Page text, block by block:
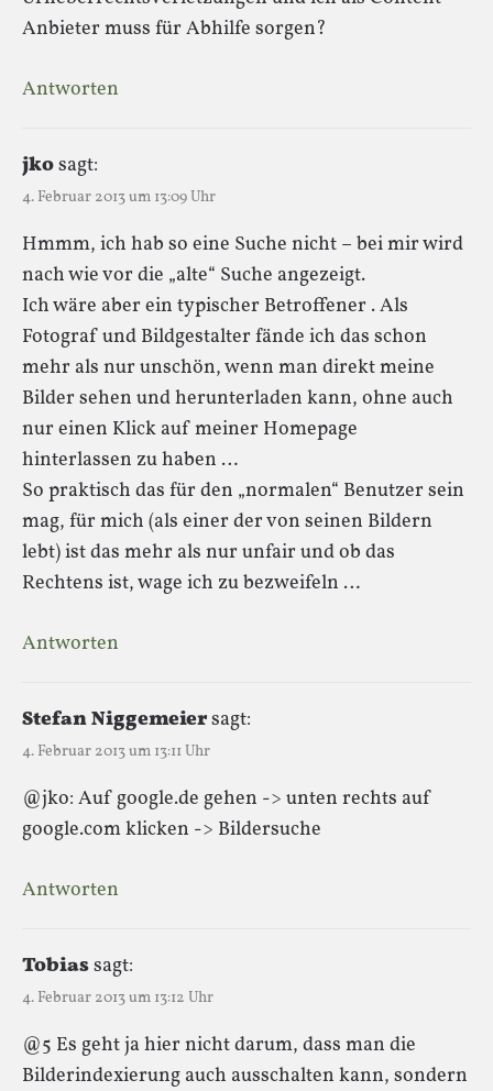
Anbieter muss für Abhilfe sorgen?
Antworten
jkosagt:
4. Februar 2013 um 13:09 Uhr
Hmmm, ich hab so eine Suche nicht – bei mir wird
nach wie vor die „alte“ Suche angezeigt.
Ich wäre aber ein typischer Betroffener . Als
Fotograf und Bildgestalter fände ich das schon
mehr als nur unschön, wenn man direkt meine
Bilder sehen und herunterladen kann, ohne auch
nur einen Klick auf meiner Homepage
hinterlassen zu haben …
So praktisch das für den „normalen“ Benutzer sein
mag, für mich (als einer der von seinen Bildern
lebt) ist das mehr als nur unfair und ob das
Rechtens ist, wage ich zu bezweifeln …
Antworten
Stefan Niggemeiersagt:
4. Februar 2013 um 13:11 Uhr
@jko: Auf google.de gehen -> unten rechts auf
google.com klicken -> Bildersuche
Antworten
Tobiassagt:
4. Februar 2013 um 13:12 Uhr
@5 Es geht ja hier nicht darum, dass man die
Bilderindexierung auch ausschalten kann, sondern